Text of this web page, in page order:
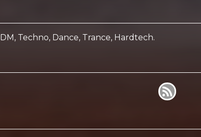
Techno, Dance, Trance, Hardtech.